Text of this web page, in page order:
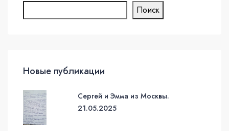
Поиск
Новые публикации
Сергей и Эмма из Москвы.
21.05.2025